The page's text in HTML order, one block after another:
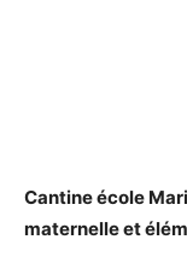
Cantine école
maternelle et